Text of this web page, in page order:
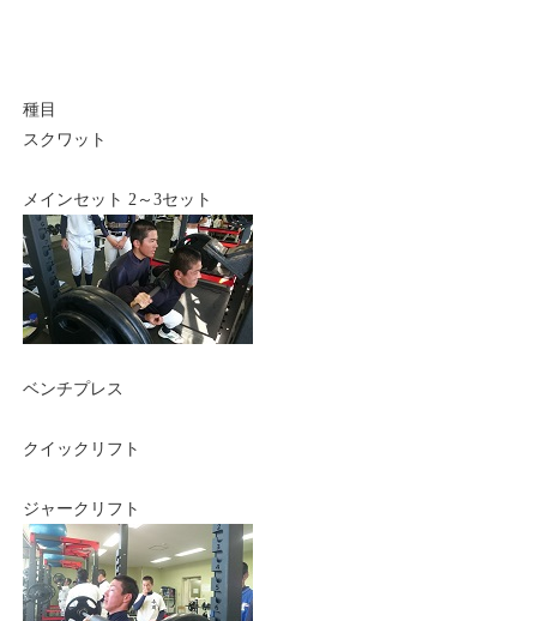
種目
スクワット
メインセット 2～3セット
ベンチプレス
クイックリフト
ジャークリフト